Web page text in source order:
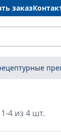
заказ
4 из 4 шт.